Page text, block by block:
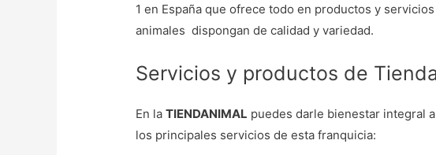
1 en España que ofrece todo en productos y
animales dispongan de calidad y variedad.
Servicios y productos de
En laTIENDANIMAL puedes darle bienestar integral
los principales servicios de esta franquicia: